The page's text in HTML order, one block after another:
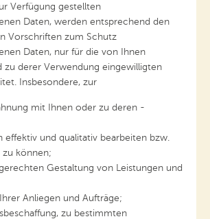
Verfügung gestellten
Daten, werden entsprechend den
Vorschriften zum Schutz
Daten, nur für die von Ihnen
zu derer Verwendung eingewilligten
Insbesondere, zur
mit Ihnen oder zu deren -
effektiv und qualitativ bearbeiten bzw.
können;
Gestaltung von Leistungen und
Anliegen und Aufträge;
zu bestimmten